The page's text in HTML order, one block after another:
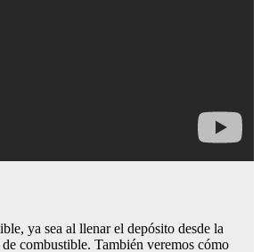
ya sea al llenar el depósito desde la
combustible. También veremos cómo